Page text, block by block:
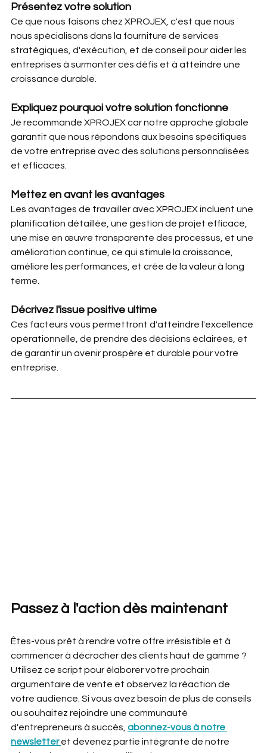
Présentez votre solution
Ce que nous faisons chez XPROJEX, c'est que nous
nous spécialisons dans la fourniture de services
stratégiques, d'exécution, et de conseil pour aider les
entreprises à surmonter ces défis et à atteindre une
croissance durable.
Expliquez pourquoi votre solution fonctionne
Je recommande XPROJEX car notre approche globale
garantit que nous répondons aux besoins spécifiques
de votre entreprise avec des solutions personnalisées
et efficaces.
Mettez en avant les avantages
Les avantages de travailler avec XPROJEX incluent une
planification détaillée, une gestion de projet efficace,
une mise en œuvre transparente des processus, et une
amélioration continue, ce qui stimule la croissance,
améliore les performances, et crée de la valeur à long
terme.
Décrivez l'issue positive ultime
Ces facteurs vous permettront d'atteindre l'excellence
opérationnelle, de prendre des décisions éclairées, et
de garantir un avenir prospère et durable pour votre
entreprise.
Passez à l'action dès maintenant
Êtes-vous prêt à rendre votre offre irrésistible et à
commencer à décrocher des clients haut de gamme ?
Utilisez ce script pour élaborer votre prochain
argumentaire de vente et observez la réaction de
votre audience. Si vous avez besoin de plus de conseils
ou souhaitez rejoindre une communauté
d'entrepreneurs à succès, abonnez-vous à notre
newsletter et devenez partie intégrante de notre